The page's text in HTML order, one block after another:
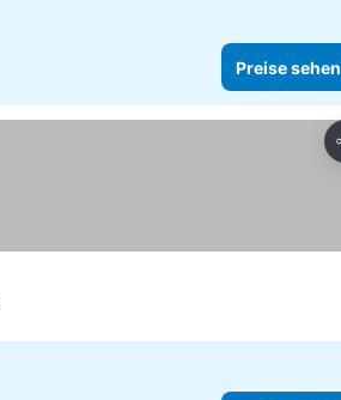
Preise sehen